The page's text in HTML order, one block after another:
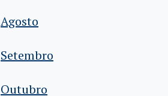
Agosto
Setembro
Outubro